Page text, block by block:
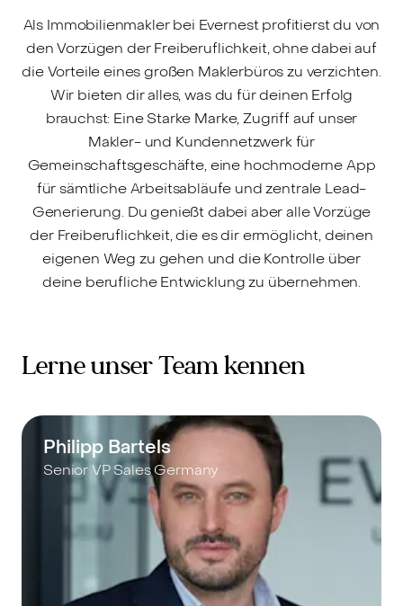
Als Immobilienmakler bei Evernest profitierst du von
den Vorzügen der Freiberuflichkeit, ohne dabei auf
die Vorteile eines großen Maklerbüros zu verzichten.
Wir bieten dir alles, was du für deinen Erfolg
brauchst: Eine Starke Marke, Zugriff auf unser
Makler- und Kundennetzwerk für
Gemeinschaftsgeschäfte, eine hochmoderne App
für sämtliche Arbeitsabläufe und zentrale Lead-
Generierung. Du genießt dabei aber alle Vorzüge
der Freiberuflichkeit, die es dir ermöglicht, deinen
eigenen Weg zu gehen und die Kontrolle über
deine berufliche Entwicklung zu übernehmen.
Lerne unser Team kennen
Philipp Bartels
Senior VP Sales Germany